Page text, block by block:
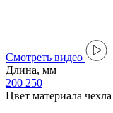
Cмотреть видео
Длина, мм
200 250
Цвет материала чехла